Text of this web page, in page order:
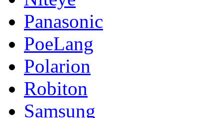
Panasonic
PoeLang
Polarion
Robiton
Samsung